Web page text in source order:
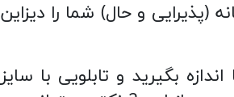
(پذیرایی و حال) شما را دیزاین
بگیرید و تابلویی با سایز